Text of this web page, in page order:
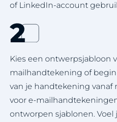
of LinkedIn-account
Kies een ontwerpsjabloon
mailhandtekening of
van je handtekening vanaf
voor e-
ontworpen sjablonen. Voel